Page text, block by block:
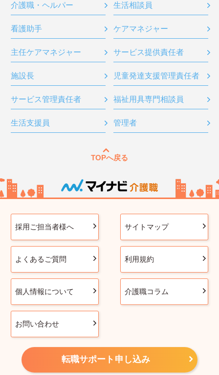
介護職・ヘルパー 生活相談員
看護助手 ケアマネジャー
主任ケアマネジャー サービス提供責任者
施設長 児童発達支援管理責任者
サービス管理責任者 福祉用具専門相談員
生活支援員 管理者
TOPへ戻る
採用ご担当者様へ サイトマップ
よくあるご質問 利用規約
個人情報について 介護職コラム
お問い合わせ
転職サポート申し込み